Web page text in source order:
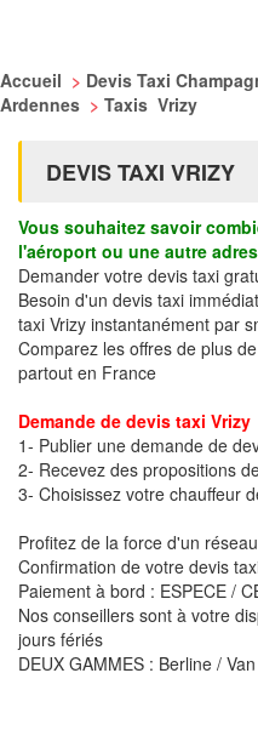
Accueil > Devis Taxi
Ardennes > Taxis Vrizy
DEVIS TAXI VRIZY
Vous souhaitez savoir
l'aéroport ou une autre
Demander votre devis taxi
Besoin d'un devis taxi
taxi Vrizy instantanément par
Comparez les offres de plus de
partout en France
Demande de devis taxi Vrizy
1- Publier une demande de
2- Recevez des propositions
3- Choisissez votre chauffeur
Profitez de la force d'un
Confirmation de votre devis
Paiement à bord : ESPECE /
Nos conseillers sont à votre
jours fériés
DEUX GAMMES : Berline / Van